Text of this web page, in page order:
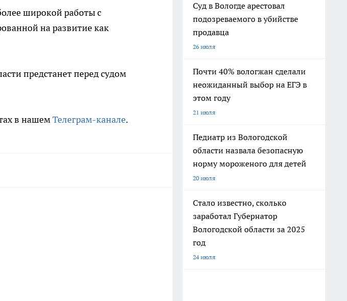
широкой работы с
на развитие как
предстанет перед судом
в нашемТелеграм-канале.
Суд в Вологде арестовал
подозреваемого в убийстве
продавца
26 июля
Почти 40% вологжан сделали
неожиданный выбор на ЕГЭ в
этом году
21 июля
Педиатр из Вологодской
области назвала безопасную
норму мороженого для детей
20 июля
Стало известно, сколько
заработал Губернатор
Вологодской области за 2025
год
24 июля